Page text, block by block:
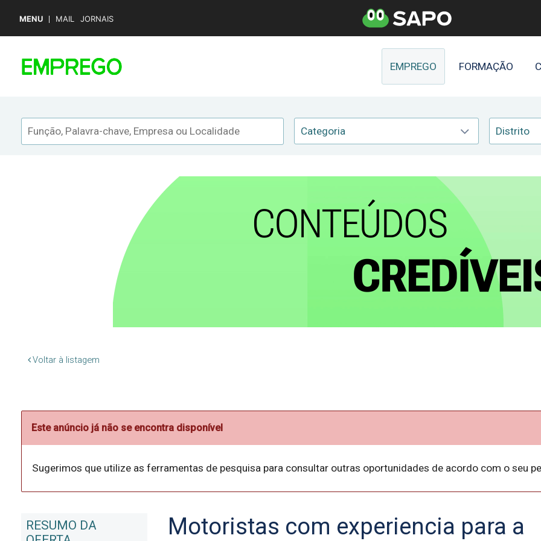
MENU MAIL JORNAIS
EMPREGO FORMAÇÃO
Categoria Distrito
Voltar à listagem
Este anúncio já não se encontra disponível
Sugerimos que utilize as ferramentas de pesquisa para consultar outras oportunidades de acordo com o seu
RESUMO DA
Motoristas com experiencia para a